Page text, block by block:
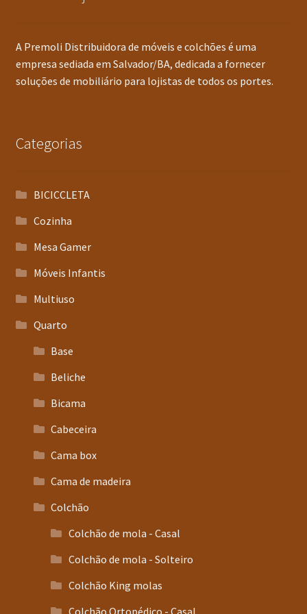
A Premoli Distribuidora de móveis e colchões é uma
empresa sediada em Salvador/BA, dedicada a fornecer
soluções de mobiliário para lojistas de todos os portes.
Categorias
BICICCLETA
Cozinha
Mesa Gamer
Móveis Infantis
Multiuso
Quarto
Base
Beliche
Bicama
Cabeceira
Cama box
Cama de madeira
Colchão
Colchão de mola - Casal
Colchão de mola - Solteiro
Colchão King molas
Colchão Ortopédico - Casal